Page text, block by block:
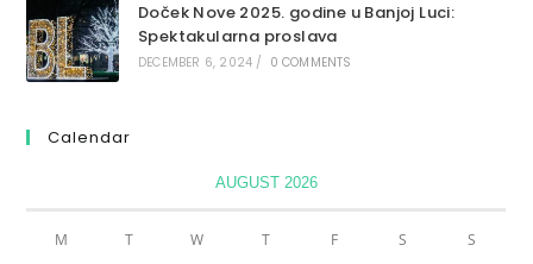
Doček Nove 2025. godine u Banjoj Luci:
Spektakularna proslava
DECEMBER 6, 2024 / 0 COMMENTS
Calendar
AUGUST 2026
M T W T F S S